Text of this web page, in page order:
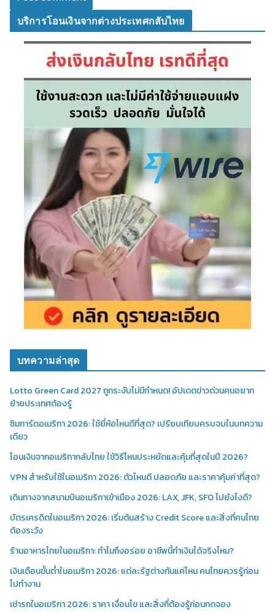
บริการโอนเงินจากต่างประเทศกลับไทย
บทความล่าสุด
Lotto Green Card 2027 ถูกระงับไม่มีกำหนด! อัปเดตข่าวด่วนคนอยาก
ย้ายประเทศต้องรู้
ซิมการ์ดอเมริกา 2026: ใช้ยี่ห้อไหนดีที่สุด? เปรียบเทียบครบจบในบทความ
เดียว
โอนเงินจากอเมริกากลับไทย ใช้วิธีไหนประหยัดและคุ้มที่สุดในปี 2026?
VPN สำหรับใช้ในอเมริกา 2026: ตัวไหนดี ปลอดภัย และราคาคุ้มค่าที่สุด?
เดินทางจากสนามบินอเมริกาเข้าเมือง 2026: LAX, JFK, SFO ไปยังไงดี?
บัตรเครดิตในอเมริกา 2026: เริ่มต้นสร้าง Credit Score และสิ่งที่คนไทย
ต้องระวัง
ร้านอาหารไทยในอเมริกา: ทำไมถึงอร่อย อาชีพนี้ทำเงินได้จริงไหม?
เงินเดือนขั้นต่ำในอเมริกา 2026: แต่ละรัฐต่างกันแค่ไหน คนไทยควรรู้ก่อน
ไปทำงาน
เช่ารถในอเมริกา 2026: ราคา เงื่อนไข และสิ่งที่ต้องรู้ก่อนกดจอง